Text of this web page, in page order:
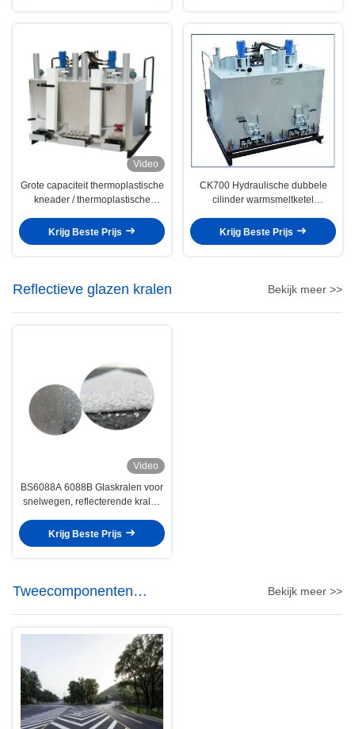
Video
Grote capaciteit thermoplastische
kneader / thermoplastische
Krijg Beste Prijs
CK700 Hydraulische dubbele
cilinder warmsmeltketel
Krijg Beste Prijs
Reflectieve glazen kralen Bekijk meer >>
Video
BS6088A 6088B Glaskralen voor
snelwegen, reflecterende kralen
Krijg Beste Prijs
Tweecomponenten
wegmarkeringsverf
Bekijk meer >>